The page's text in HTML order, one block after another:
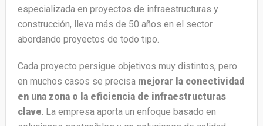
especializada en proyectos de infraestructuras y
construcción, lleva más de 50 años en el sector
abordando proyectos de todo tipo.
Cada proyecto persigue objetivos muy distintos, pero
en muchos casos se precisa mejorar la conectividad
en una zona o la eficiencia de infraestructuras
clave. La empresa aporta un enfoque basado en